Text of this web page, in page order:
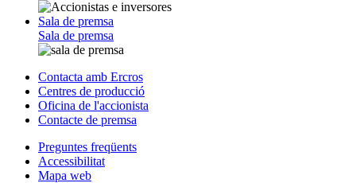
Sala de premsa
Sala de premsa
Contacta amb Ercros
Centres de producció
Oficina de l'accionista
Contacte de premsa
Preguntes freqüents
Accessibilitat
Mapa web